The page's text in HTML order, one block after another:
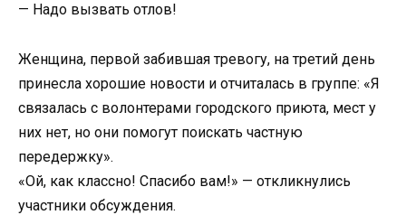
— Надо вызвать отлов!
Женщина, первой забившая тревогу, на третий день
принесла хорошие новости и отчиталась в группе: «Я
связалась с волонтерами городского приюта, мест у
них нет, но они помогут поискать частную
передержку».
«Ой, как классно! Спасибо вам!» — откликнулись
участники обсуждения.